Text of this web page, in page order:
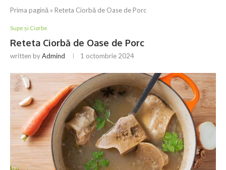
Prima pagină » Reteta Ciorbă de Oase de Porc
Supe și Ciorbe
Reteta Ciorbă de Oase de Porc
written byAdmind 1 octombrie 2024